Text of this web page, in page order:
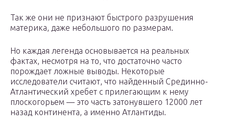
Так же они не признают быстрого разрушения
материка, даже небольшого по размерам.
Но каждая легенда основывается на реальных
фактах, несмотря на то, что достаточно часто
порождает ложные выводы. Некоторые
исследователи считают, что найденный Срединно-
Атлантический хребет с прилегающим к нему
плоскогорьем — это часть затонувшего 12000 лет
назад континента, а именно Атлантиды.